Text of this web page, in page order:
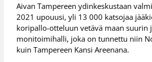
Aivan Tampereen ydinkeskustaan
2021 upouusi, yli 13 000 katsojaa
koripallo-otteluun vetävä maan suurin
monitoimihalli, joka on tunnettu niin
kuin Tampereen Kansi Areenana.